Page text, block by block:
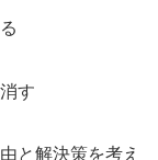
す
と解決策を考え